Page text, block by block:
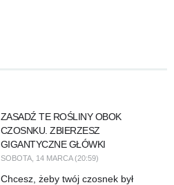
ZASADŹ TE ROŚLINY OBOK
CZOSNKU. ZBIERZESZ
GIGANTYCZNE GŁÓWKI
SOBOTA, 14 MARCA (20:59)
Chcesz, żeby twój czosnek był